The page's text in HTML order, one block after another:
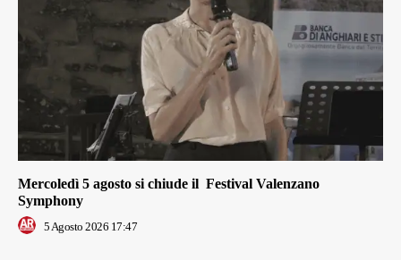
Mercoledì 5 agosto si chiude il Festival Valenzano
Symphony
5 Agosto 2026 17:47